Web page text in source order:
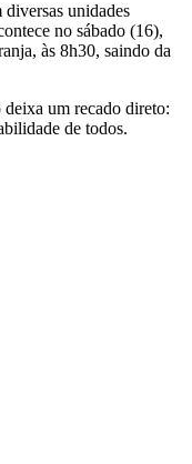
unidades
no sábado (16),
às 8h30, saindo da
um recado direto:
de todos.